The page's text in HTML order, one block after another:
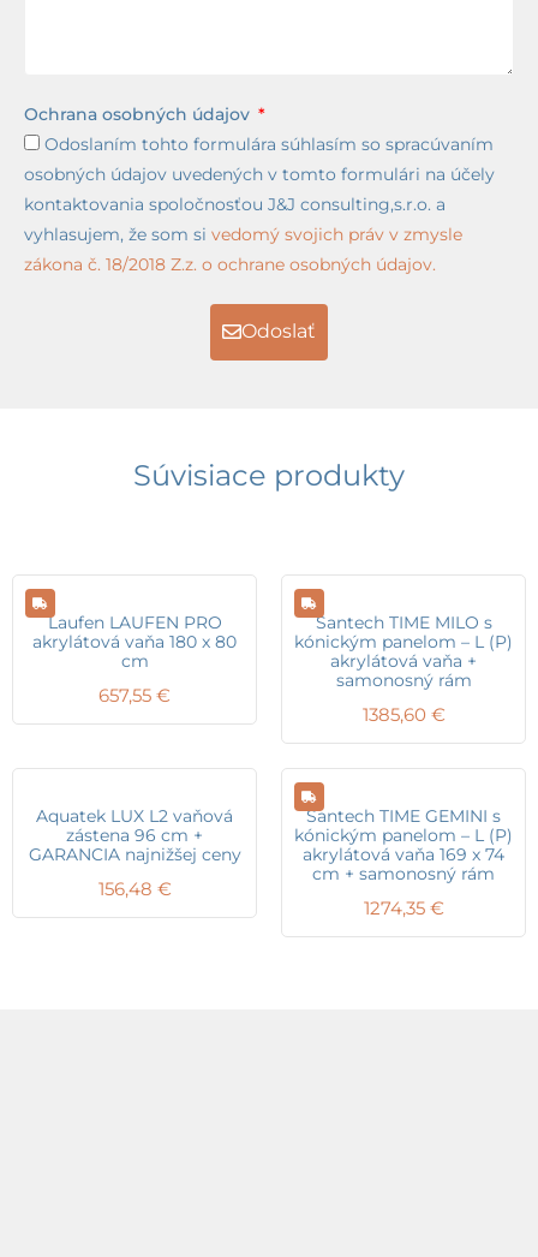
Ochrana osobných údajov
Odoslaním tohto formulára súhlasím so spracúvaním
osobných údajov uvedených v tomto formulári na účely
kontaktovania spoločnosťou J&J consulting,s.r.o. a
vyhlasujem, že som si vedomý svojich práv v zmysle
zákona č. 18/2018 Z.z. o ochrane osobných údajov.
Odoslať
Súvisiace produkty
Laufen LAUFEN PRO
akrylátová vaňa 180 x 80
cm
657,55 €
Santech TIME MILO s
kónickým panelom – L (P)
akrylátová vaňa +
samonosný rám
1385,60 €
Aquatek LUX L2 vaňová
zástena 96 cm +
GARANCIA najnižšej ceny
156,48 €
Santech TIME GEMINI s
kónickým panelom – L (P)
akrylátová vaňa 169 x 74
cm + samonosný rám
1274,35 €